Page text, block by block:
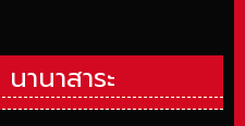
นานาสาระ